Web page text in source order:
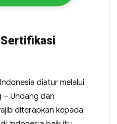
Sertifikasi
diatur melalui
– Undang dan
diterapkan kepada